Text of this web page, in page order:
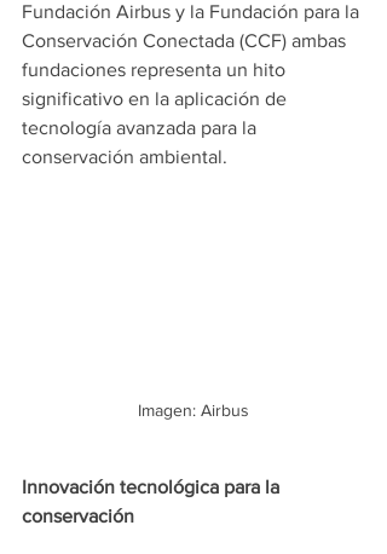
Fundación Airbus y la Fundación para la
Conservación Conectada (CCF) ambas
fundaciones representa un hito
significativo en la aplicación de
tecnología avanzada para la
conservación ambiental.
Imagen: Airbus
Innovación tecnológica para la
conservación